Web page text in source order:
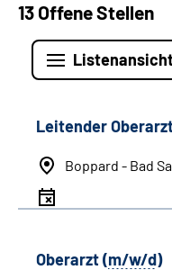
13 Offene Stellen
Leitender
Boppard - Bad
Oberarzt (m/w/d)